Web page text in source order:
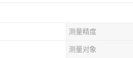
测量精度
测量对象